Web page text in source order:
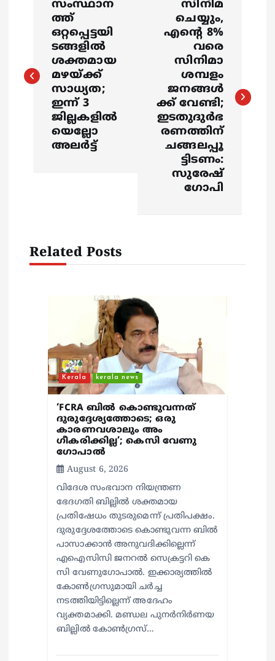
t
a
സംസ്ഥാന
ത്ത്
ഒറ്റപ്പെട്ടയി
ടങ്ങളിൽ
ശക്തമായ
മഴയ്ക്ക്
സാധ്യത;
ഇന്ന് 3
ജില്ലകളിൽ
യെല്ലോ
അലർട്ട്
സിനിമ
ചെയ്യും,
എന്റെ 8%
വരെ
സിനിമാ
ശമ്പളം
ജനങ്ങൾ
ക്ക് വേണ്ടി;
ഇടതുദുർഭ
രണത്തിന്
ചങ്ങലപ്പൂ
ട്ടിടണം:
സുരേഷ്
ഗോപി
Related Posts
Kerala kerala news
‘FCRA ബിൽ കൊണ്ടുവന്നത്
ദുരുദ്ദേശ്യത്തോടെ; ഒരു
കാരണവശാലും അം​
ഗീകരിക്കില്ല’; കെസി വേണു​
ഗോപാൽ
August 6, 2026
വിദേശ സംഭവാന നിയന്ത്രണ
ഭേദഗതി ബില്ലിൽ ശക്തമായ
പ്രതിഷേധം തുടരുമെന്ന് പ്രതിപക്ഷം.
ദുരുദ്ദേശത്തോടെ കൊണ്ടുവന്ന ബിൽ
പാസാക്കാൻ അനുവദിക്കില്ലെന്ന്
എഐസിസി ജനറൽ സെക്രട്ടറി കെ
സി വേണുഗോപാൽ. ഇക്കാര്യത്തിൽ
കോൺഗ്രസുമായി ചർച്ച
നടത്തിയിട്ടില്ലെന്ന് അദേഹം
വ്യക്തമാക്കി. മണ്ഡല പുനർനിർണയ
ബില്ലിൽ കോൺഗ്രസ്…